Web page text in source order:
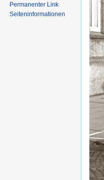
Permanenter Link
Seiten­informationen